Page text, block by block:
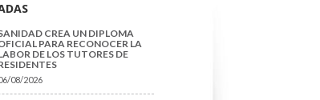
CREA UN DIPLOMA
PARA RECONOCER LA
DE LOS TUTORES DE
08/2026